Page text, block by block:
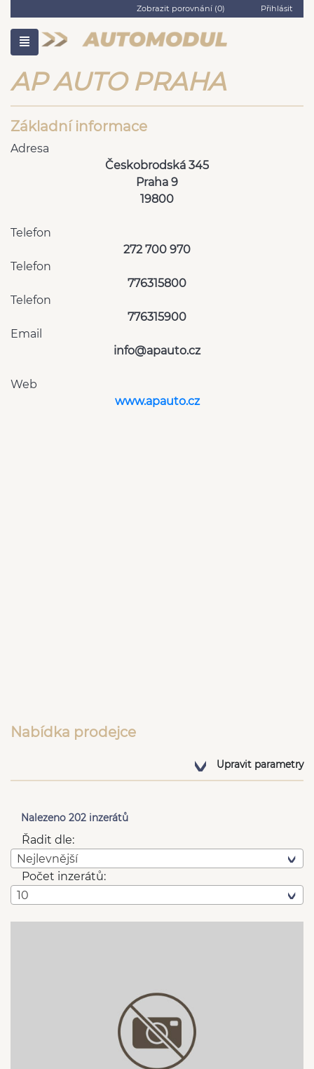
Zobrazit porovnání (0) Přihlásit
AP AUTO PRAHA
Základní informace
Adresa
Českobrodská 345
Praha 9
19800
Telefon
272 700 970
Telefon
776315800
Telefon
776315900
Email
info@apauto.cz
Web
www.apauto.cz
Nabídka prodejce
Upravit parametry
Nalezeno 202 inzerátů
Řadit dle:
Nejlevnější
Počet inzerátů:
10